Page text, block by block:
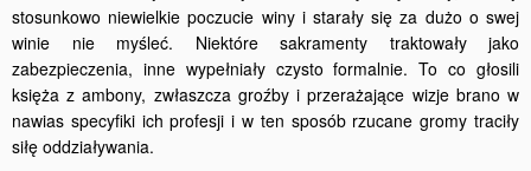
stosunkowo niewielkie poczucie winy i starały się za dużo o swej
winie nie myśleć. Niektóre sakramenty traktowały jako
zabezpieczenia, inne wypełniały czysto formalnie. To co głosili
księża z ambony, zwłaszcza groźby i przerażające wizje brano w
nawias specyfiki ich profesji i w ten sposób rzucane gromy traciły
siłę oddziaływania.